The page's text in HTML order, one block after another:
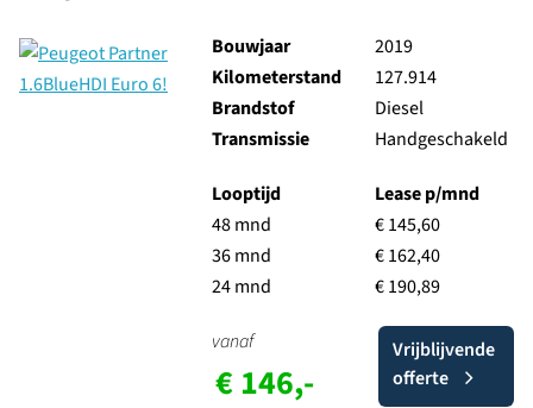
Bouwjaar
2019
Kilometerstand
127.914
Brandstof
Diesel
Transmissie
Handgeschakeld
Looptijd
48 mnd
36 mnd
24 mnd
Lease p/mnd
€ 145,60
€ 162,40
€ 190,89
vanaf
€ 146,-
Vrijblijvende
offerte